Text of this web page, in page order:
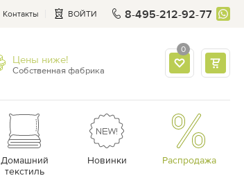
Контакты ВОЙТИ 8-495-212-92-77
Цены ниже!
Собственная фабрика
0
Домашний
текстиль
Новинки Распродажа